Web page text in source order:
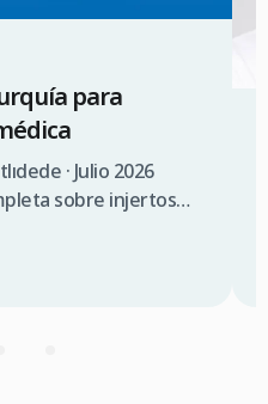
para
· Julio 2026
sobre injertos
verificación para